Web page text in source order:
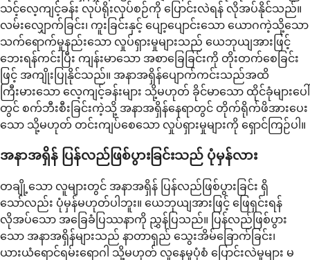
သင့်လေ့ကျင့်ခန်း လုပ်ရိုးလုပ်စဉ်ကို ပြောင်းလဲရန် လိုအပ်နိုင်သည်။
လမ်းလျှောက်ခြင်း၊ ကူးခြင်းနှင့် ပျော့ပျောင်းသော ယောဂကဲ့သို့သော
သက်ရောက်မှုနည်းသော လှုပ်ရှားမှုများသည် ယေဘုယျအားဖြင့်
ဘေးရန်ကင်းပြီး ကျန်းမာသော အစာခြေခြင်းကို တိုးတက်စေခြင်း
ဖြင့် အကျိုးပြုနိုင်သည်။ အနာအရှိန်ပျောက်ကင်းသည်အထိ
ကြီးမားသော လေ့ကျင့်ခန်းများ သို့မဟုတ် ခိုင်မာသော ထိုင်ခုံများပေါ်
တွင် စက်ဘီးစီးခြင်းကဲ့သို့ အနာအရှိန်နေရာတွင် တိုက်ရိုက်ဖိအားပေး
သော သို့မဟုတ် တင်းကျပ်စေသော လှုပ်ရှားမှုများကို ရှောင်ကြဉ်ပါ။
အနာအရှိန် ပြန်လည်ဖြစ်ပွားခြင်းသည် ပုံမှန်လား
တချို့သော လူများတွင် အနာအရှိန် ပြန်လည်ဖြစ်ပွားခြင်း ရှိ
သော်လည်း ပုံမှန်မဟုတ်ပါဘူး။ ယေဘုယျအားဖြင့် ဖြေရှင်းရန်
လိုအပ်သော အခြေခံပြဿနာကို ညွှန်ပြသည်။ ပြန်လည်ဖြစ်ပွား
သော အနာအရှိန်များသည် နာတာရှည် သွေးအိမ်ခြောက်ခြင်း၊
ယားယံရောင်ရမ်းရောဂါ သို့မဟုတ် လူနေမှုပုံစံ ပြောင်းလဲမှုများ မ